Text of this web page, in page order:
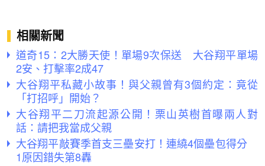
相關新聞
道奇15：2大勝天使！單場9次保送 大谷翔平單場
2安、打擊率2成47
大谷翔平私藏小故事！與父親曾有3個約定：竟從
「打招呼」開始？
大谷翔平二刀流起源公開！栗山英樹首曝兩人對
話：請把我當成父親
大谷翔平敲賽季首支三壘安打！連繞4個壘包得分
1原因錯失第8轟